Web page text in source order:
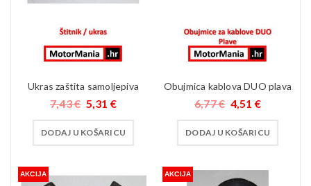
Ukras zaštita samoljepiva
7,43€ 5,31 €
DODAJ U KOŠARICU
Obujmica kablova DUO plava
6,77€ 4,51 €
DODAJ U KOŠARICU
AKCIJA AKCIJA